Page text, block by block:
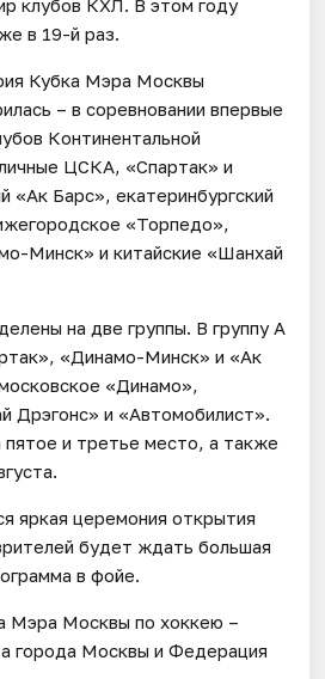
клубов КХЛ. В этом году
в 19-й раз.
Кубка Мэра Москвы
– в соревновании впервые
Континентальной
ЦСКА, «Спартак» и
«Ак Барс», екатеринбургский
«Торпедо»,
Минск» и китайские «Шанхай
на две группы. В группу А
«Динамо-Минск» и «Ак
«Динамо»,
Дрэгонс» и «Автомобилист».
и третье место, а также
яркая церемония открытия
будет ждать большая
в фойе.
Мэра Москвы по хоккею –
города Москвы и Федерация